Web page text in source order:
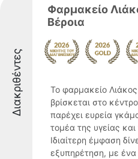
Διακριθέντες
Φαρμακείο
Βέροια
Το φαρμακείο
βρίσκεται στο
παρέχει ευρεία
τομέα της υγείας και
Ιδιαίτερη έμφαση
εξυπηρέτηση, με